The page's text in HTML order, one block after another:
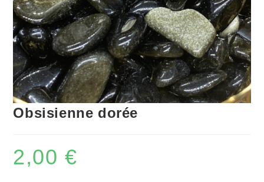
Obsisienne dorée
2,00 €